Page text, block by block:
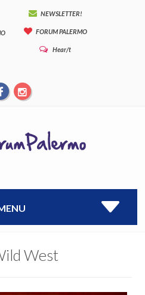
NEWSLETTER!
FORUM PALERMO
Hear/t
West